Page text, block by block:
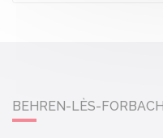
BEHREN-LÈS-FORBACH